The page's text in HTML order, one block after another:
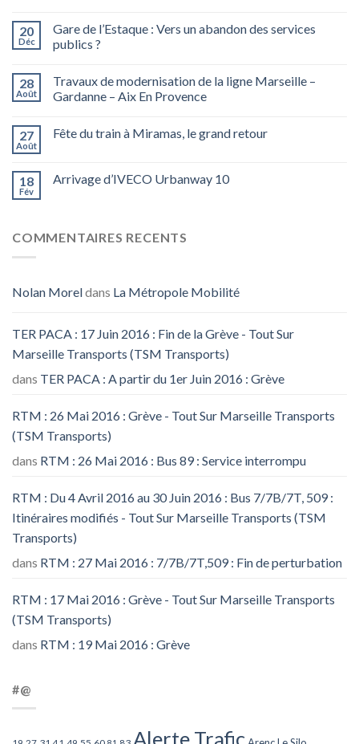
20
Déc
Gare de l’Estaque : Vers un abandon des services
publics ?
28
Août
Travaux de modernisation de la ligne Marseille –
Gardanne – Aix En Provence
27
Août
Fête du train à Miramas, le grand retour
18
Fév
Arrivage d’IVECO Urbanway 10
COMMENTAIRES RECENTS
Nolan Moreldans La Métropole Mobilité
TER PACA : 17 Juin 2016 : Fin de la Grève - Tout Sur
Marseille Transports (TSM Transports)
dans TER PACA : A partir du 1er Juin 2016 : Grève
RTM : 26 Mai 2016 : Grève - Tout Sur Marseille Transports
(TSM Transports)
dans RTM : 26 Mai 2016 : Bus 89 : Service interrompu
RTM : Du 4 Avril 2016 au 30 Juin 2016 : Bus 7/7B/7T, 509 :
Itinéraires modifiés - Tout Sur Marseille Transports (TSM
Transports)
dans RTM : 27 Mai 2016 : 7/7B/7T,509 : Fin de perturbation
RTM : 17 Mai 2016 : Grève - Tout Sur Marseille Transports
(TSM Transports)
dans RTM : 19 Mai 2016 : Grève
#@
Alerte Trafic